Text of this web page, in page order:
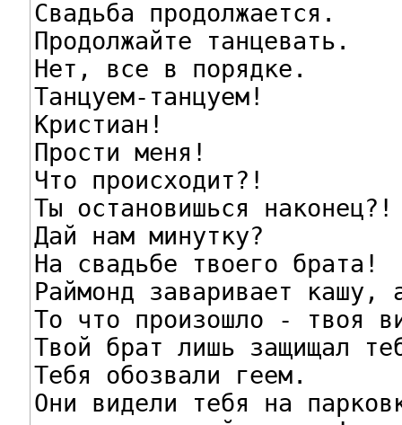
Свадьба продолжается.
Продолжайте танцевать.
Нет, все в порядке.
Танцуем-танцуем!
Кристиан!
Прости меня!
Что происходит?!
Ты остановишься наконец?!
Дай нам минутку?
На свадьбе твоего брата!
Раймонд заваривает кашу,
То что произошло - твоя
Твой брат лишь защищал
Тебя обозвали геем.
Они видели тебя на